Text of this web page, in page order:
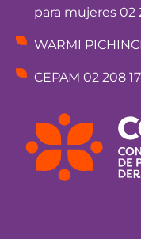
para mujeres 02
WARMI
CEPAM 02 208